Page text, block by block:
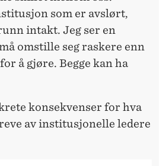
som er avslørt,
intakt. Jeg ser en
omstille seg raskere enn
å gjøre. Begge kan ha
konsekvenser for hva
av institusjonelle ledere